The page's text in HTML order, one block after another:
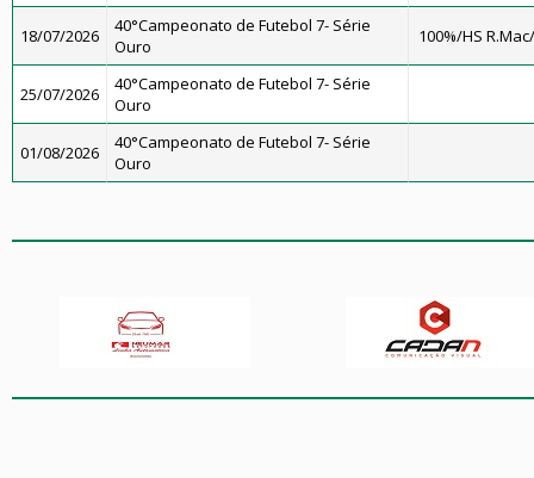
18/07/2026
40°Campeonato de Futebol 7- Série
Ouro
100%/HS
25/07/2026
40°Campeonato de Futebol 7- Série
Ouro
01/08/2026
40°Campeonato de Futebol 7- Série
Ouro